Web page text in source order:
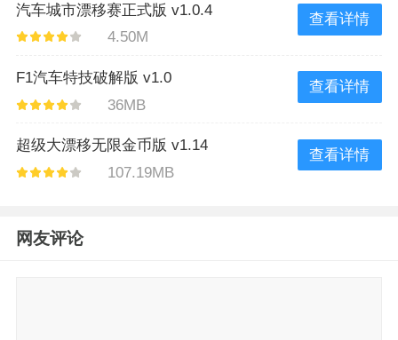
汽车城市漂移赛正式版 v1.0.4
4.50M
查看详情
F1汽车特技破解版 v1.0
36MB
查看详情
超级大漂移无限金币版 v1.14
107.19MB
查看详情
网友评论